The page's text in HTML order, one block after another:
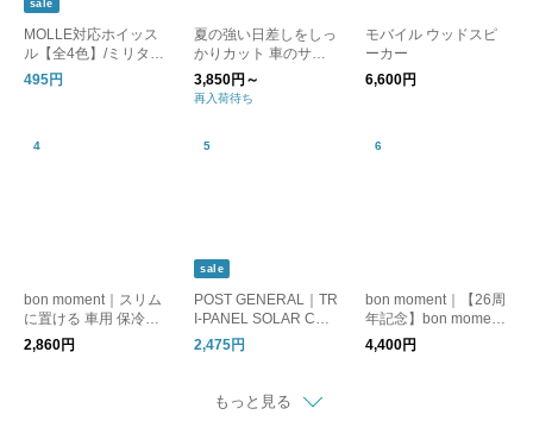
sale
MOLLE対応ホイッス
ル【全4色】/ミリタリ
ー 笛 防災
495円
夏の強い日差しをしっ
かりカット 車のサン
シェード / ZECL
3,850円～
再入荷待ち
モバイル ウッドスピ
ーカー
6,600円
bon moment｜スリム
に置ける 車用 保冷バ
ッグ シートバッグポ
ケット
2,860円
sale
POST GENERAL｜TR
I-PANEL SOLAR CHA
RGED LED LIGHT / ト
リパネル ソーラーチ
ィーライト
2,475円
bon moment｜【26周
年記念】bon moment
×ワタモ そのまま持ち
出しOK バッグ見えす
4,400円
もっと見る